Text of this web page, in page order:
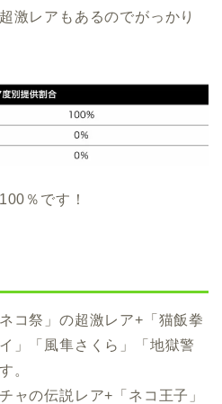
激レアもあるのでがっかり
％です！
コ祭」の超激レア+「猫飯拳
」「風隼さくら」「地獄警
。
ャの伝説レア+「ネコ王子」